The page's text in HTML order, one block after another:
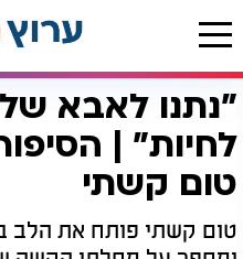
דף הבית יהדות ערוץ 2000
"נתנו לאבא
לחיות" |
טום קשתי